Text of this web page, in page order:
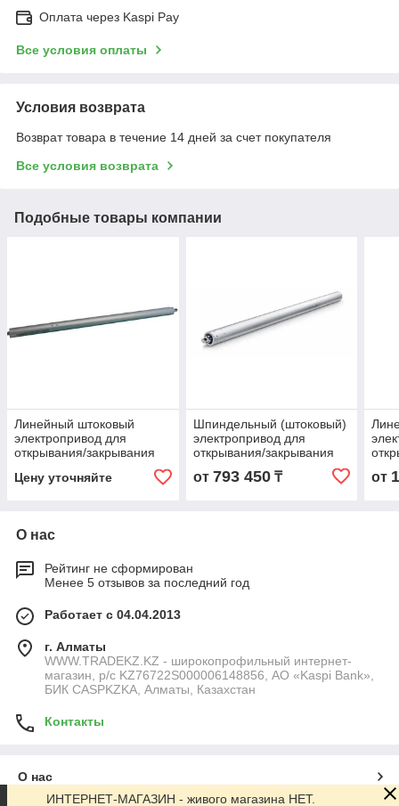
Оплата через Kaspi Pay
Все условия оплаты
Условия возврата
Возврат товара в течение 14 дней за счет покупателя
Все условия возврата
Подобные товары компании
Линейный штоковый
электропривод для
открывания/закрывания
окон DV 2000/… AO DV S
2000/… AO DV R
Цену уточняйте
Шпиндельный (штоковый)
электропривод для
открывания/закрывания
от 793 450₸ от
О нас
Рейтинг не сформирован
Менее 5 отзывов за последний год
Работает с 04.04.2013
г. Алматы
WWW.TRADEKZ.KZ - широкопрофильный интернет-
магазин, р/с KZ76722S000006148856, АО «Kaspi Bank»,
БИК CASPKZKA, Алматы, Казахстан
Контакты
О нас
ИНТЕРНЕТ-МАГАЗИН - живого магазина НЕТ.